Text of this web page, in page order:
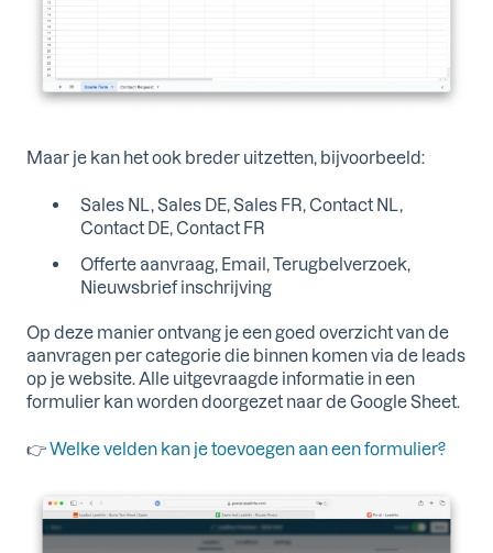
Maar je kan het ook breder uitzetten, bijvoorbeeld:
Sales NL, Sales DE, Sales FR, Contact NL,
Contact DE, Contact FR
Offerte aanvraag, Email, Terugbelverzoek,
Nieuwsbrief inschrijving
Op deze manier ontvang je een goed overzicht van de
aanvragen per categorie die binnen komen via de leads
op je website. Alle uitgevraagde informatie in een
formulier kan worden doorgezet naar de Google Sheet.
👉Welke velden kan je toevoegen aan een formulier?